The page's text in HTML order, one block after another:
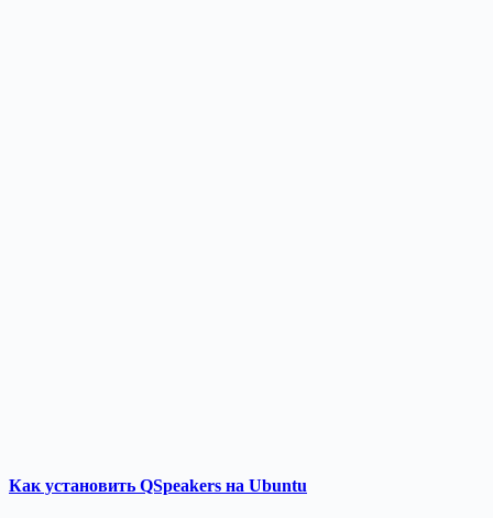
Как установить QSpeakers на Ubuntu